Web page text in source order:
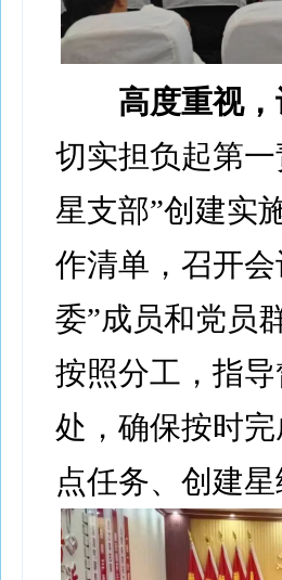
高度重视，
切实担负起第
星支部”创建实
作清单，召开
委”成员和党员
按照分工，指
处，确保按时
点任务、创建